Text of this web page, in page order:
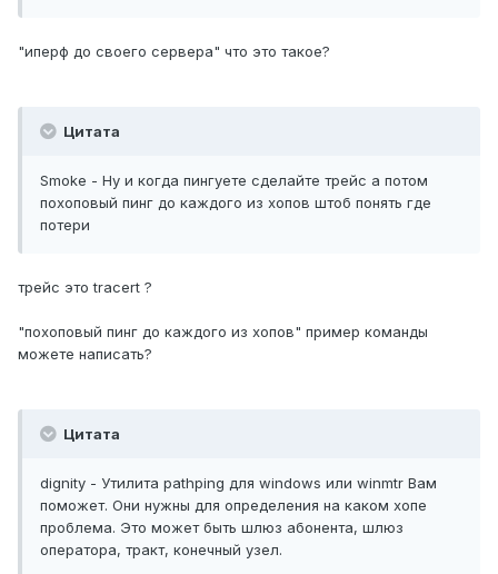
"иперф до своего сервера" что это такое?
Цитата
Smoke - Ну и когда пингуете сделайте трейс а потом
похоповый пинг до каждого из хопов штоб понять где
потери
трейс это tracert ?
"похоповый пинг до каждого из хопов" пример команды
можете написать?
Цитата
dignity - Утилита pathping для windows или winmtr Вам
поможет. Они нужны для определения на каком хопе
проблема. Это может быть шлюз абонента, шлюз
оператора, тракт, конечный узел.